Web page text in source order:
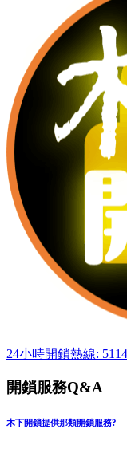
24小時開鎖熱線:
開鎖服務Q&A
木下開鎖提供那類開鎖服務?